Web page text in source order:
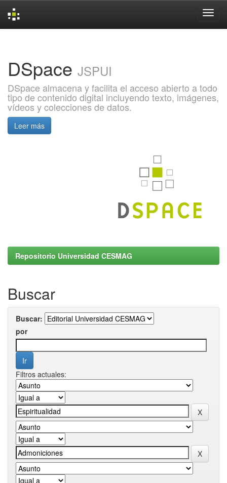
DSpace JSPUI
DSpace almacena y facilita el acceso abierto a todo
tipo de contenido digital incluyendo texto, imágenes,
vídeos y colecciones de datos.
Leer más
Repositorio Universidad CESMAG
Buscar
Buscar:
por
Filtros actuales: